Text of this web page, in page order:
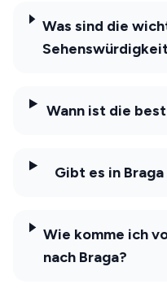
Was sind die
Wann ist die
Gibt es in
Wie komme ich
nach Braga?